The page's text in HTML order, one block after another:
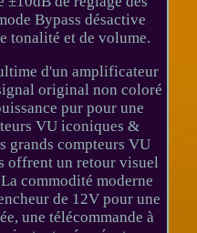
Bypass désactive
tonalité et de volume.
d'un amplificateur
original non coloré
pur pour une
VU iconiques &
grands compteurs VU
offrent un retour visuel
commodité moderne
de 12V pour une
une télécommande à